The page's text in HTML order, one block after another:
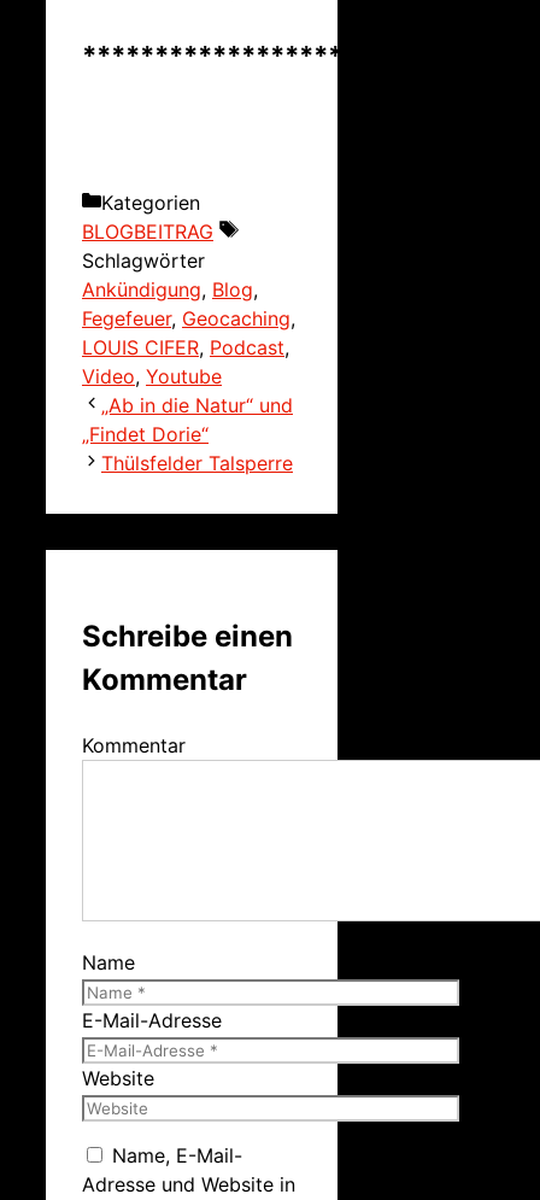
Kategorien
BLOGBEITRAG
Schlagwörter
Ankündigung, Blog,
Fegefeuer, Geocaching,
LOUIS CIFER, Podcast,
Video, Youtube
„Ab in die Natur“ und
„Findet Dorie“
Thülsfelder Talsperre
Schreibe einen
Kommentar
Kommentar
Name
E-Mail-Adresse
Website
Name, E-Mail-
Adresse und Website in